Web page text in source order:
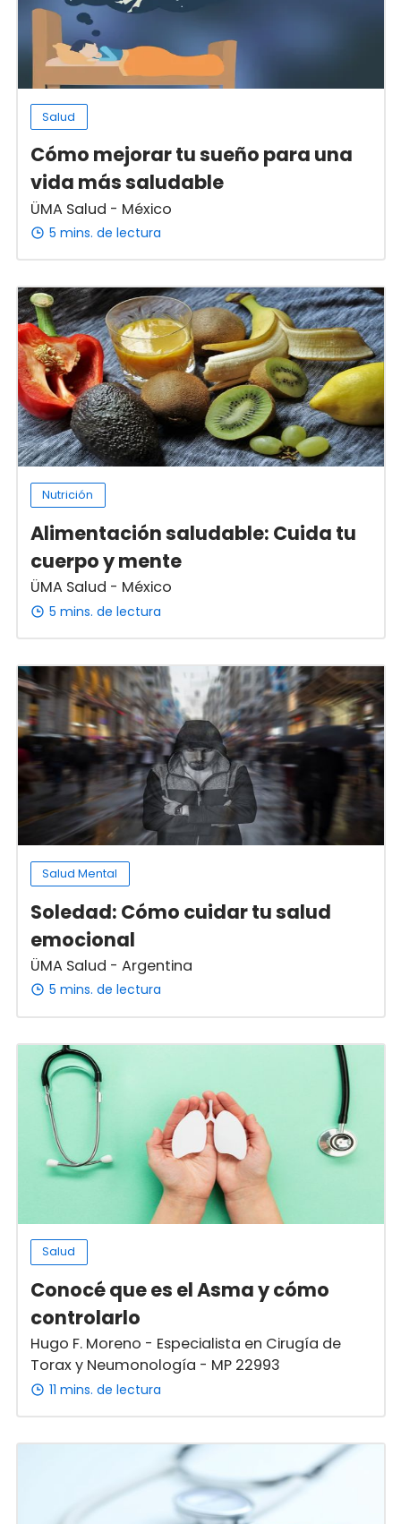
Salud
Cómo mejorar tu sueño para una
vida más saludable
ÜMA Salud - México
5 mins. de lectura
Nutrición
Alimentación saludable: Cuida tu
cuerpo y mente
ÜMA Salud - México
5 mins. de lectura
Salud Mental
Soledad: Cómo cuidar tu salud
emocional
ÜMA Salud - Argentina
5 mins. de lectura
Salud
Conocé que es el Asma y cómo
controlarlo
Hugo F. Moreno - Especialista en Cirugía de
Torax y Neumonología - MP 22993
11 mins. de lectura